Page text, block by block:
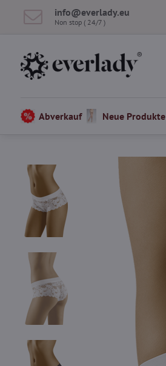
info​@everlady​.eu
Non stop ( 24/7 )
Abverkauf Neue Produkte